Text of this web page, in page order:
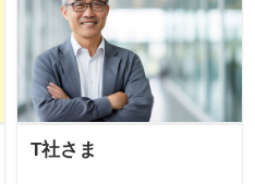
T社さま